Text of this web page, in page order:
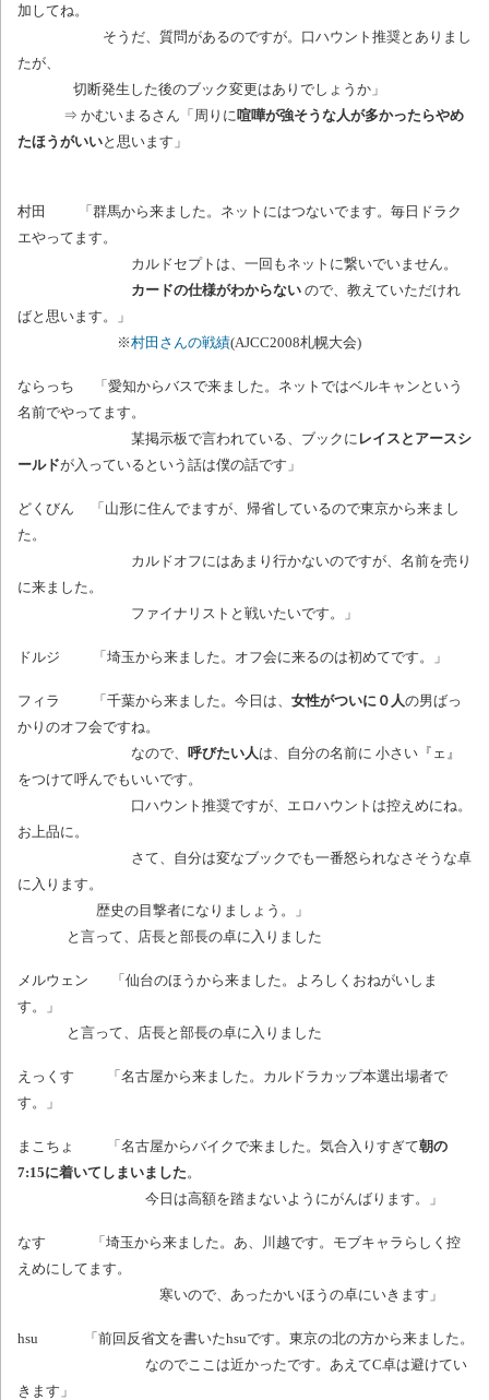
加してね。
そうだ、質問があるのですが。口ハウント推奨とありまし
たが、
切断発生した後のブック変更はありでしょうか」
⇒ かむいまるさん「周りに喧嘩が強そうな人が多かったらやめ
たほうがいいと思います」
村田 「群馬から来ました。ネットにはつないでます。毎日ドラク
エやってます。
カルドセプトは、一回もネットに繋いでいません。
カードの仕様がわからない ので、教えていただけれ
ばと思います。」
※村田さんの戦績(AJCC2008札幌大会)
ならっち 「愛知からバスで来ました。ネットではベルキャンという
名前でやってます。
某掲示板で言われている、ブックに レイスとアースシ
ールドが入っているという話は僕の話です」
どくびん 「山形に住んでますが、帰省しているので東京から来まし
た。
カルドオフにはあまり行かないのですが、名前を売り
に来ました。
ファイナリストと戦いたいです。」
ドルジ 「埼玉から来ました。オフ会に来るのは初めてです。」
フィラ 「千葉から来ました。今日は、 女性がついに０人の男ばっ
かりのオフ会ですね。
なので、 呼びたい人 は、自分の名前に 小さい『ェ』
をつけて呼んでもいいです。
口ハウント推奨ですが、エロハウントは控えめにね。
お上品に。
さて、自分は変なブックでも一番怒られなさそうな卓
に入ります。
歴史の目撃者になりましょう。」
と言って、店長と部長の卓に入りました
メルウェン 「仙台のほうから来ました。よろしくおねがいしま
す。」
と言って、店長と部長の卓に入りました
えっくす 「名古屋から来ました。カルドラカップ本選出場者で
す。」
まこちょ 「名古屋からバイクで来ました。気合入りすぎて朝の
7:15に着いてしまいました 。
今日は高額を踏まないようにがんばります。」
なす 「埼玉から来ました。あ、川越です。モブキャラらしく控
えめにしてます。
寒いので、あったかいほうの卓にいきます」
hsu 「前回反省文を書いたhsuです。東京の北の方から来ました。
なのでここは近かったです。あえてC卓は避けてい
きます」